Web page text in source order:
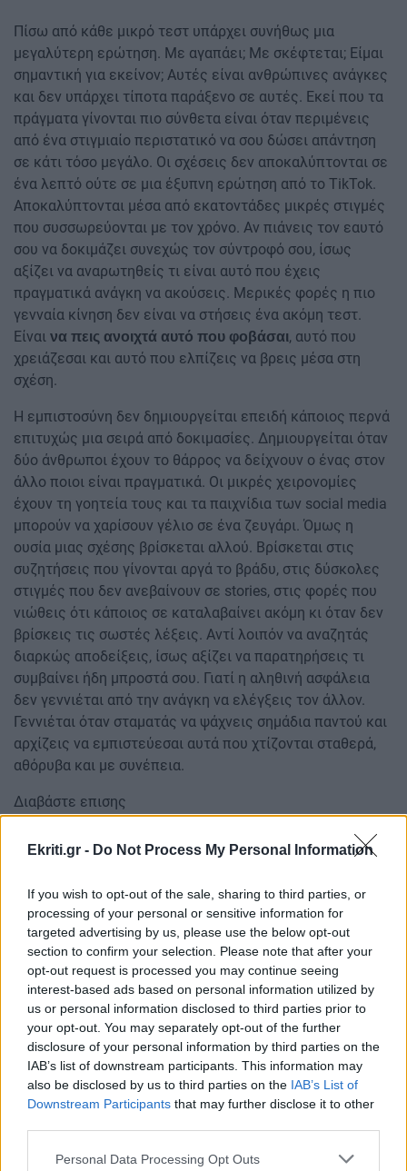
Ekriti.gr - Do Not Process My Personal Information
If you wish to opt-out of the sale, sharing to third parties, or
processing of your personal or sensitive information for
targeted advertising by us, please use the below opt-out
section to confirm your selection. Please note that after your
opt-out request is processed you may continue seeing
interest-based ads based on personal information utilized by
us or personal information disclosed to third parties prior to
your opt-out. You may separately opt-out of the further
disclosure of your personal information by third parties on the
IAB’s list of downstream participants. This information may
also be disclosed by us to third parties on the IAB’s List of
Downstream Participants that may further disclose it to other
Personal Data Processing Opt Outs
Πίσω από κάθε μικρό τεστ υπάρχει συνήθως μια
μεγαλύτερη ερώτηση. Με αγαπάει; Με σκέφτεται; Είμαι
σημαντική για εκείνον; Αυτές είναι ανθρώπινες ανάγκες
και δεν υπάρχει τίποτα παράξενο σε αυτές. Εκεί που τα
πράγματα γίνονται πιο σύνθετα είναι όταν περιμένεις
από ένα στιγμιαίο περιστατικό να σου δώσει απάντηση
σε κάτι τόσο μεγάλο. Οι σχέσεις δεν αποκαλύπτονται σε
ένα λεπτό ούτε σε μια έξυπνη ερώτηση από το TikTok.
Αποκαλύπτονται μέσα από εκατοντάδες μικρές στιγμές
που συσσωρεύονται με τον χρόνο. Αν πιάνεις τον εαυτό
σου να δοκιμάζει συνεχώς τον σύντροφό σου, ίσως
αξίζει να αναρωτηθείς τι είναι αυτό που έχεις
πραγματικά ανάγκη να ακούσεις. Μερικές φορές η πιο
γενναία κίνηση δεν είναι να στήσεις ένα ακόμη τεστ.
Είναι να πεις ανοιχτά αυτό που φοβάσαι, αυτό που
χρειάζεσαι και αυτό που ελπίζεις να βρεις μέσα στη
σχέση.
Η εμπιστοσύνη δεν δημιουργείται επειδή κάποιος περνά
επιτυχώς μια σειρά από δοκιμασίες. Δημιουργείται όταν
δύο άνθρωποι έχουν το θάρρος να δείχνουν ο ένας στον
άλλο ποιοι είναι πραγματικά. Οι μικρές χειρονομίες
έχουν τη γοητεία τους και τα παιχνίδια των social media
μπορούν να χαρίσουν γέλιο σε ένα ζευγάρι. Όμως η
ουσία μιας σχέσης βρίσκεται αλλού. Βρίσκεται στις
συζητήσεις που γίνονται αργά το βράδυ, στις δύσκολες
στιγμές που δεν ανεβαίνουν σε stories, στις φορές που
νιώθεις ότι κάποιος σε καταλαβαίνει ακόμη κι όταν δεν
βρίσκεις τις σωστές λέξεις. Αντί λοιπόν να αναζητάς
διαρκώς αποδείξεις, ίσως αξίζει να παρατηρήσεις τι
συμβαίνει ήδη μπροστά σου. Γιατί η αληθινή ασφάλεια
δεν γεννιέται από την ανάγκη να ελέγξεις τον άλλον.
Γεννιέται όταν σταματάς να ψάχνεις σημάδια παντού και
αρχίζεις να εμπιστεύεσαι αυτά που χτίζονται σταθερά,
αθόρυβα και με συνέπεια.
Διαβάστε επισης
Γιατί χάνεις το ενδιαφέρον σου μόλις κάποιος δείξει ότι
σε θέλει πραγματικά;
Πώς να μιλήσεις για τα σεξουαλικώς μεταδιδόμενα
νοσήματα χωρίς να γίνει άβολο
Ακολουθήστε το ekriti.gr στοGoogle Newsκαι
μάθετε πρώτοι όλες τις ειδήσεις για την Κρήτη
και όχι μόνο.
Σύντροφος Σχέση
ΡΟΗ ΕΙΔΗΣΕΩΝ